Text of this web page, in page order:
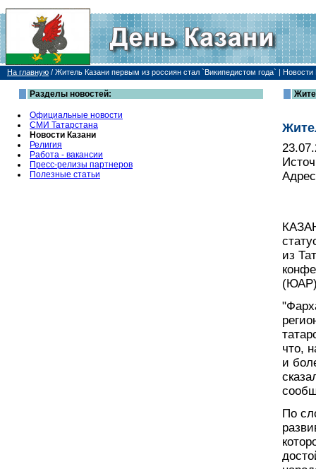
На главную / Житель Казани первым из россиян стал `Википедистом года` | Новости
Разделы новостей:
Официальные новости
СМИ Татарстана
Новости Казани
Религия
Работа - вакансии
Пресс-релизы партнеров
Полезные статьи
из
(ЮАР)
что,
и
По